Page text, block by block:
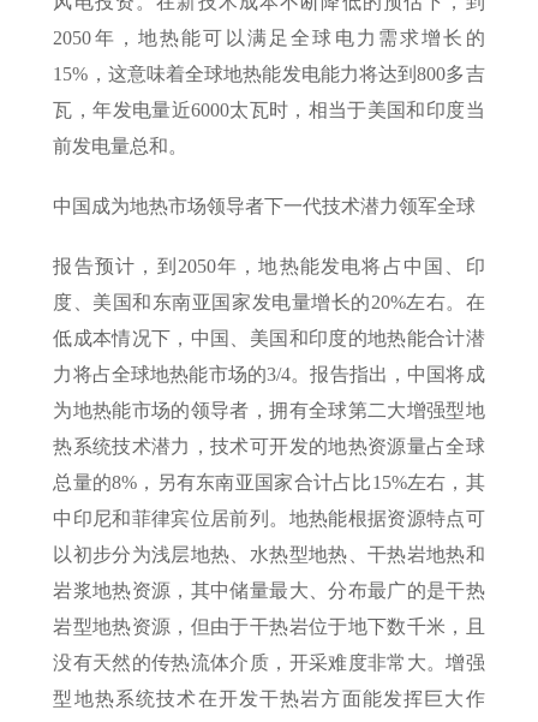
2050年，地热能可以满足全球电力需求增长的
15%，这意味着全球地热能发电能力将达到800多吉
瓦，年发电量近6000太瓦时，相当于美国和印度当
前发电量总和。
中国成为地热市场领导者下一代技术潜力领军全球
报告预计，到2050年，地热能发电将占中国、印
度、美国和东南亚国家发电量增长的20%左右。在
低成本情况下，中国、美国和印度的地热能合计潜
力将占全球地热能市场的3/4。报告指出，中国将成
为地热能市场的领导者，拥有全球第二大增强型地
热系统技术潜力，技术可开发的地热资源量占全球
总量的8%，另有东南亚国家合计占比15%左右，其
中印尼和菲律宾位居前列。地热能根据资源特点可
以初步分为浅层地热、水热型地热、干热岩地热和
岩浆地热资源，其中储量最大、分布最广的是干热
岩型地热资源，但由于干热岩位于地下数千米，且
没有天然的传热流体介质，开采难度非常大。增强
型地热系统技术在开发干热岩方面能发挥巨大作